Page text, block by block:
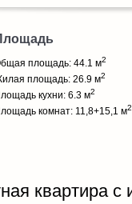
площадь: 44.1 м2
площадь: 26.9 м2
кухни: 6.3 м2
комнат: 11,8+15,1 м2
квартира